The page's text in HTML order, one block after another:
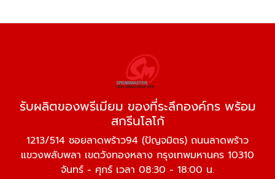
รับผลิตของพรีเมียม ของที่ระลึกองค์กร พร้อม
สกรีนโลโก้
1213/514 ซอยลาดพร้าว94 (ปัญจมิตร) ถนนลาดพร้าว
แขวงพลับพลา เขตวังทองหลาง กรุงเทพมหานคร 10310
จันทร์ - ศุกร์ เวลา 08:30 - 18:00 น.